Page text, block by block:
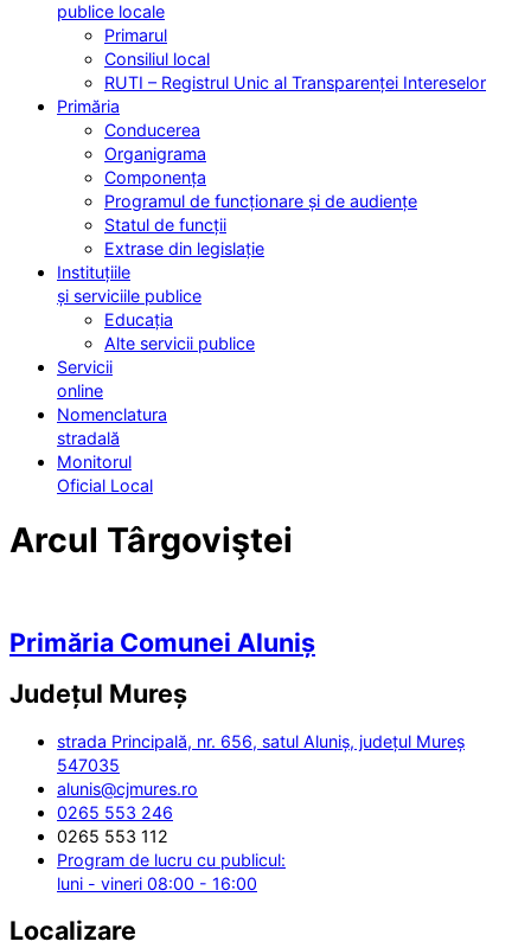
publice locale
Primarul
Consiliul local
RUTI – Registrul Unic al Transparenței Intereselor
Primăria
Conducerea
Organigrama
Componența
Programul de funcționare și de audiențe
Statul de funcții
Extrase din legislație
Instituțiile
și serviciile publice
Educația
Alte servicii publice
Servicii
online
Nomenclatura
stradală
Monitorul
Oficial Local
Arcul Târgoviştei
Primăria Comunei Aluniș
Județul Mureș
strada Principală, nr. 656, satul Aluniș, județul Mureș
547035
alunis@cjmures.ro
0265 553 246
0265 553 112
Program de lucru cu publicul:
luni - vineri 08:00 - 16:00
Localizare